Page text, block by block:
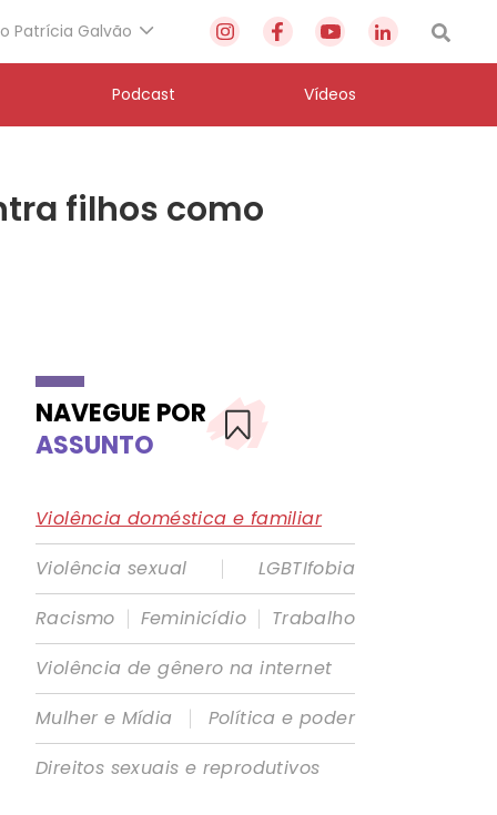
Patrícia Galvão
Podcast Vídeos
filhos como
NAVEGUE POR
ASSUNTO
Violência doméstica e familiar
Violência sexual
|
LGBTIfobia
Racismo | Feminicídio | Trabalho
Violência de gênero na internet
Mulher e Mídia
|
Política e poder
Direitos sexuais e reprodutivos